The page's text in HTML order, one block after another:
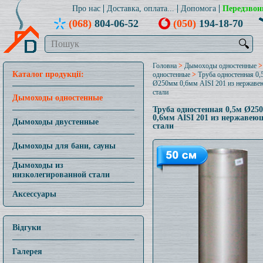
Про нас Доставка, оплата... Допомога
(068)804-06-52 (050)194-18-70
🔍
Каталог продукції:
Дымоходы одностенные
Дымоходы двустенные
Дымоходы для бани, сауны
Дымоходы из
низколегированной стали
Аксессуары
Відгуки
Галерея
Головна > Дымоходы одностенные
одностенные >Труба одностенная
Ø250мм 0,6мм AISI 201 из
стали
Труба одностенная 0,5м
0,6мм AISI 201 из
стали